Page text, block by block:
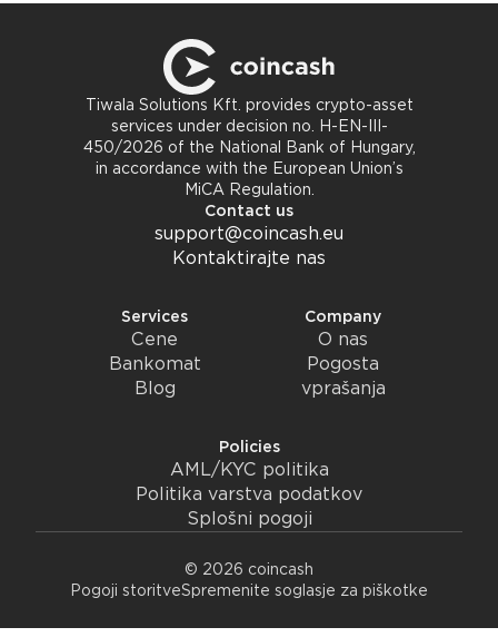
Tiwala Solutions Kft. provides crypto-asset
services under decision no. H-EN-III-
450/2026 of the National Bank of Hungary,
in accordance with the European Union’s
MiCA Regulation.
Contact us
support@coincash.eu
Kontaktirajte nas
Services
Cene
Bankomat
Blog
Company
O nas
Pogosta
vprašanja
Policies
AML/KYC politika
Politika varstva podatkov
Splošni pogoji
© 2026 coincash
Pogoji storitveSpremenite soglasje za piškotke